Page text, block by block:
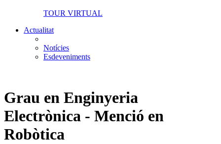
TOUR VIRTUAL
Actualitat
Notícies
Esdeveniments
Grau en Enginyeria
Electrònica - Menció en
Robòtica